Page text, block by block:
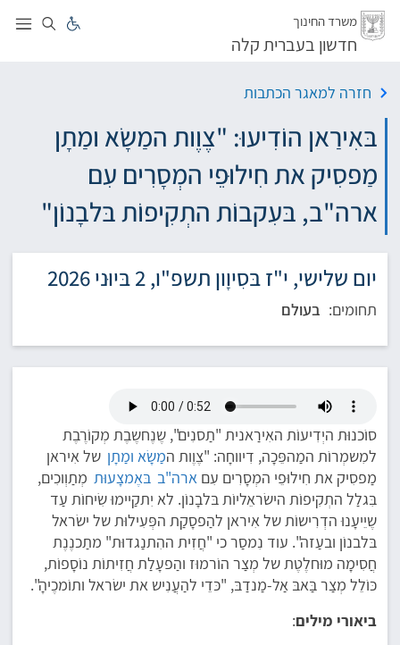
דלג
משרד החינוך
חדשון בעברית קלה
חזרה למאגר הכתבות
בּאִירַאן הוֹדִיעוּ: "צֶוֶות המַשָׂא ומַתָן
מַפסִיק את חִילוּפֵי המְסָרִים עִם
ארה"ב, בּעִקבוֹת התְקִיפוֹת בּלבָנוֹן"
יום שלישי, י"ז בּסִיוָון תשפ"ו, 2 בּיוּני 2026
תחומים: בעולם
סוֹכנוּת היְדִיעוֹת האִירַאנית "תַסנִים", שֶנֶחשֶבֶת מְקוֹרֶבֶת
למִשמְרוֹת המַהפֵּכָה, דִיווחָה: "צֶוֶות המַשָׂא ומַתָן של אִיראן
מַפסִיק את חִילוּפֵי המְסָרִים עִם ארה"ב בּאֶמצָעוּת מְתַוְוכִים,
בִּגלַל התְקִיפוֹת הישׂראֵליוֹת בּלבָנוֹן. לא יִתקַיימוּ שִׂיחוֹת עַד
שֶיֵיעָנוּ הדְרִישוֹת של אִיראן להַפסָקַת הפְּעִילוּת של ישׂראל
בּלבנוֹן ובעַזה". עוד נִמסַר כי "חֲזִית ההִתנַגדוּת" מתַכנֶנֶת
חֲסִימָה מוּחלֶטֶת של מְצַר הוֹרמוּז והַפעָלַת חֲזִיתוֹת נוֹסָפוֹת,
כּוֹלֵל מְצַר בַּאבּ אַל-מַנדַבּ, "כּדֵי להַעֲנִיש את ישׂראל ותוֹמכֶיהָ".
ביאורי מילים: